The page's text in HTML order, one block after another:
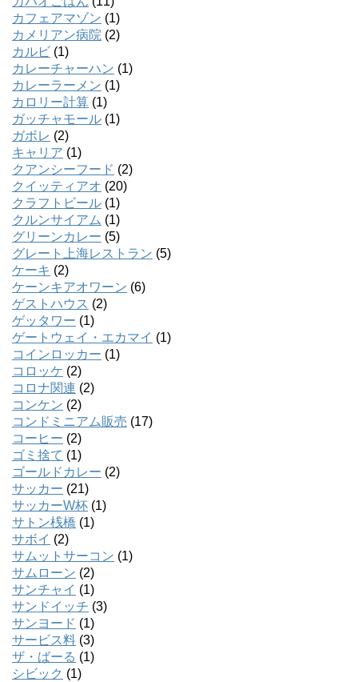
カフェアマゾン (1)
カメリアン病院 (2)
カルビ (1)
カレーチャーハン (1)
カレーラーメン (1)
カロリー計算 (1)
ガッチャモール (1)
ガボレ (2)
キャリア (1)
クアンシーフード (2)
クイッティアオ (20)
クラフトビール (1)
クルンサイアム (1)
グリーンカレー (5)
グレート上海レストラン (5)
ケーキ (2)
ケーンキアオワーン (6)
ゲストハウス (2)
ゲッタワー (1)
ゲートウェイ・エカマイ (1)
コインロッカー (1)
コロッケ (2)
コロナ関連 (2)
コンケン (2)
コンドミニアム販売 (17)
コーヒー (2)
ゴミ捨て (1)
ゴールドカレー (2)
サッカー (21)
サッカーW杯 (1)
サトン桟橋 (1)
サボイ (2)
サムットサーコン (1)
サムローン (2)
サンチャイ (1)
サンドイッチ (3)
サンヨード (1)
サービス料 (3)
ザ・ばーる (1)
シビック (1)